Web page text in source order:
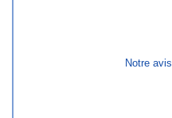
Notre avis